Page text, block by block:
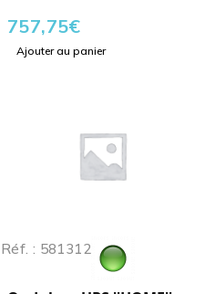
757,75€
Ajouter au panier
Réf. : 581312